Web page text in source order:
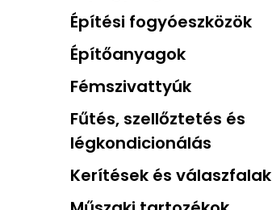
Építési fogyóeszközök
Építőanyagok
Fémszivattyúk
Fűtés, szellőztetés és
légkondicionálás
Kerítések és válaszfalak